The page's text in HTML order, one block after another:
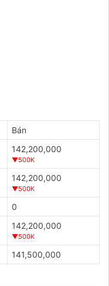
Bán
142,200,000
▼500K
142,200,000
▼500K
0
142,200,000
▼500K
141,500,000